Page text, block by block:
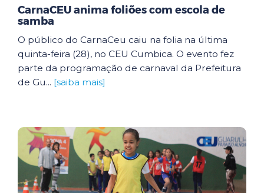
CarnaCEU anima foliões com escola de
samba
O público do CarnaCeu caiu na folia na última
quinta-feira (28), no CEU Cumbica. O evento fez
parte da programação de carnaval da Prefeitura
de Gu... [saiba mais]